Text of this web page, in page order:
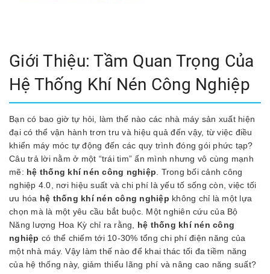
Giới Thiệu: Tầm Quan Trọng Của
Hệ Thống Khí Nén Công Nghiệp
Bạn có bao giờ tự hỏi, làm thế nào các nhà máy sản xuất hiện
đại có thể vận hành trơn tru và hiệu quả đến vậy, từ việc điều
khiển máy móc tự động đến các quy trình đóng gói phức tạp?
Câu trả lời nằm ở một “trái tim” ẩn mình nhưng vô cùng mạnh
mẽ: hệ thống khí nén công nghiệp. Trong bối cảnh công
nghiệp 4.0, nơi hiệu suất và chi phí là yếu tố sống còn, việc tối
ưu hóa hệ thống khí nén công nghiệp không chỉ là một lựa
chọn mà là một yêu cầu bắt buộc. Một nghiên cứu của Bộ
Năng lượng Hoa Kỳ chỉ ra rằng, hệ thống khí nén công
nghiệp có thể chiếm tới 10-30% tổng chi phí điện năng của
một nhà máy. Vậy làm thế nào để khai thác tối đa tiềm năng
của hệ thống này, giảm thiểu lãng phí và nâng cao năng suất?